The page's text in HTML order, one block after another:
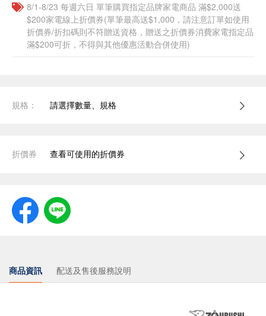
8/1-8/23 每週六日 單筆購買指定品牌家電商品 滿$2,000送
$200家電線上折價券(單筆最高送$1,000，請注意訂單如使用
折價券/折扣碼則不符贈送資格，贈送之折價券消費家電指定品
滿$200可折，不得與其他優惠活動合併使用)
規格： 請選擇數量、規格
折價券 查看可使用的折價券
商品資訊 配送及售後服務說明